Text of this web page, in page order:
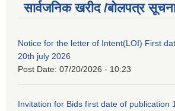
सार्वजनिक खरीद /बोलपत्र
Notice for the letter of Intent(LOI) First
20th july 2026
Post Date: 07/20/2026 - 10:23
Invitation for Bids first date of publication